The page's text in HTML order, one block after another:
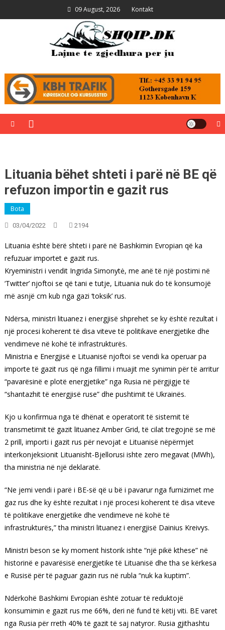
to
09 August, 2026 Kontakt
Lituania bëhet shteti i parë në BE që
refuzon importin e gazit rus
Bota
03/04/2022 2194
Lituania është bërë shteti i parë në Bashkimin Evropian që ka
refuzuar importet e gazit rus.
Kryeministri i vendit Ingrida Simonytė, me anë të një postimi në
‘Twitter’ njoftoi se që tani e tutje, Lituania nuk do të konsumojë
më asnjë cm kub nga gazi ‘toksik’ rus.
Ndërsa, ministri lituanez i energjisë shprehet se ky është rezultat i
një procesi koherent të disa viteve të politikave energjetike dhe
vendimeve në kohë të infrastrukturës.
Ministria e Energjisë e Lituanisë njoftoi se vendi ka operuar pa
importe të gazit rus që nga fillimi i muajit me synimin për të arritur
“pavarësinë e plotë energjetike” nga Rusia në përgjigje të
“shantazhit të energjisë ruse” dhe pushtimit të Ukrainës.
Kjo u konfirmua nga të dhënat e operatorit të sistemit të
transmetimit të gazit lituanez Amber Grid, të cilat tregojnë se më
2 prill, importi i gazit rus për nevojat e Lituanisë nëpërmjet
interkonjeksionit Lituanisht-Bjellorusi ishte zero megavat (MWh),
tha ministria në një deklaratë.
“Ne jemi vendi i parë i BE-së që u bë i pavarur nga furnizimet me
gaz rus dhe ky është rezultat i një procesi koherent të disa viteve
të politikave energjetike dhe vendimeve në kohë të
infrastrukturës,” tha ministri lituanez i energjisë Dainius Kreivys.
Ministri beson se ky moment historik ishte “një pikë kthese” në
historinë e pavarësisë energjetike të Lituanisë dhe tha se kërkesa
e Rusisë për të paguar gazin rus në rubla “nuk ka kuptim”.
Ndërkohë Bashkimi Evropian është zotuar të reduktojë
konsumimin e gazit rus me 66%, deri në fund të këtij viti. BE varet
nga Rusia për rreth 40% të gazit të saj natyror. Rusia gjithashtu